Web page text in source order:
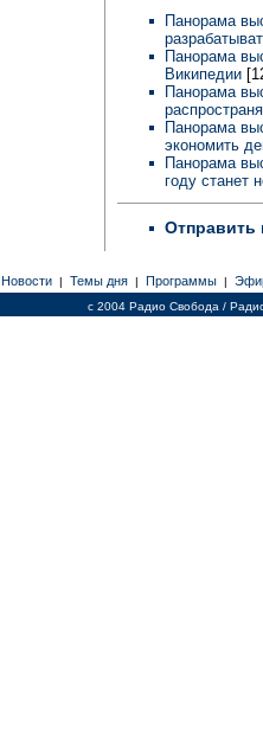
Панорама
Панорама
Википедии
Панорама
Панорама
экономить
Панорама
году станет
Отправить
Новости | Темы дня | Программы |
c 2004 Радио Свобода /